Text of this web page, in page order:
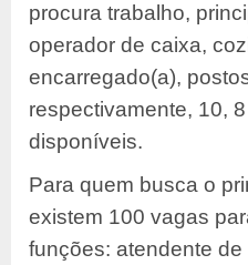
procura trabalho,
operador de caixa,
encarregado(a),
respectivamente, 10,
disponíveis.
Para quem busca o
existem 100 vagas
funções: atendente